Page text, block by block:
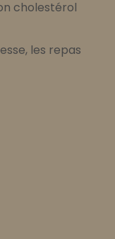
cholestérol
les repas